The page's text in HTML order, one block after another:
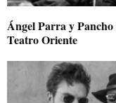
Ángel Parra y
Teatro Oriente